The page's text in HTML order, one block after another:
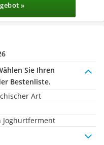
»
Sie Ihren
Bestenliste.
Art
Joghurtferment